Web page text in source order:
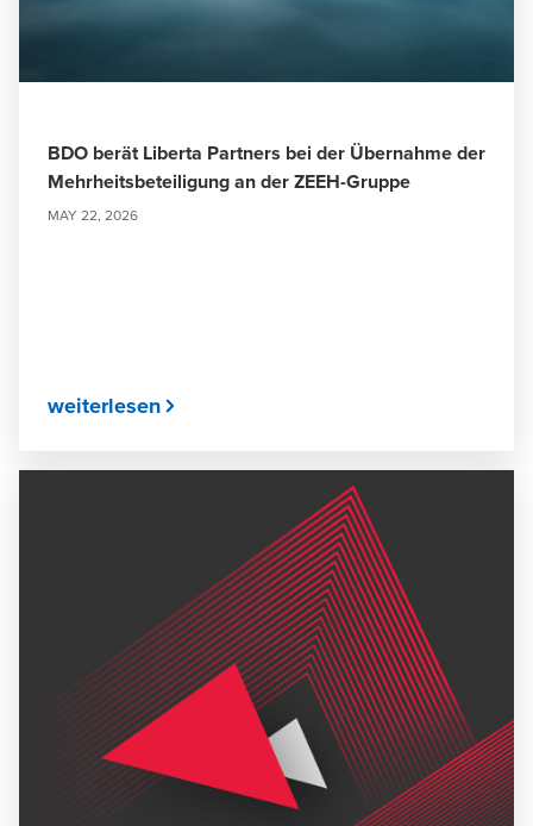
BDO berät Liberta Partners bei der Übernahme der
Mehrheitsbeteiligung an der ZEEH-Gruppe
MAY 22, 2026
weiterlesen